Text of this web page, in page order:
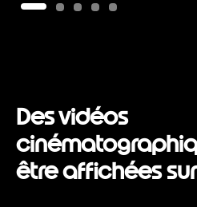
o
f
5
Des vidéos
être affichées